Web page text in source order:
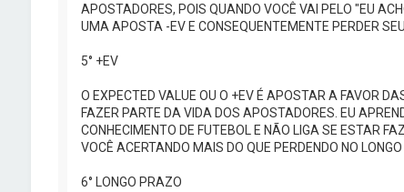
APOSTADORES, POIS QUANDO VOCÊ VAI PELO "EU
UMA APOSTA -EV E CONSEQUENTEMENTE PERDER SEU
5° +EV
O EXPECTED VALUE OU O +EV É APOSTAR A FAVOR
FAZER PARTE DA VIDA DOS APOSTADORES. EU
CONHECIMENTO DE FUTEBOL E NÃO LIGA SE ESTAR
VOCÊ ACERTANDO MAIS DO QUE PERDENDO NO
6° LONGO PRAZO